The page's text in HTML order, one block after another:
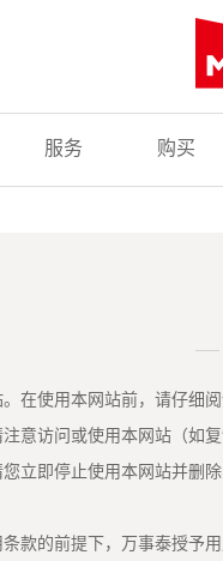
服务 购买
使用本网站前，请仔细阅
意访问或使用本网站（如
立即停止使用本网站并删
的前提下，万事泰授予用